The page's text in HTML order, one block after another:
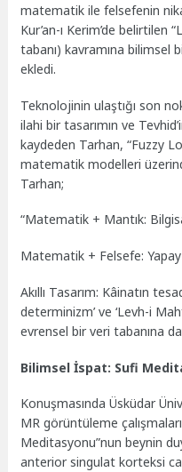
matematik ile felsefenin
Kur’an-ı Kerim’de belirtilen
tabanı) kavramına
ekledi.
Teknolojinin ulaştığı son
ilahi bir tasarımın ve
kaydeden Tarhan, “Fuzzy
matematik modelleri
Tarhan;
“Matematik + Mantık:
Matematik + Felsefe:
Akıllı Tasarım: Kâinatın
determinizm’ ve ‘Levh-i
evrensel bir veri tabanına
Bilimsel İspat: Sufi
Konuşmasında Üsküdar
MR görüntüleme
Meditasyonu”nun beynin
anterior singulat korteksi